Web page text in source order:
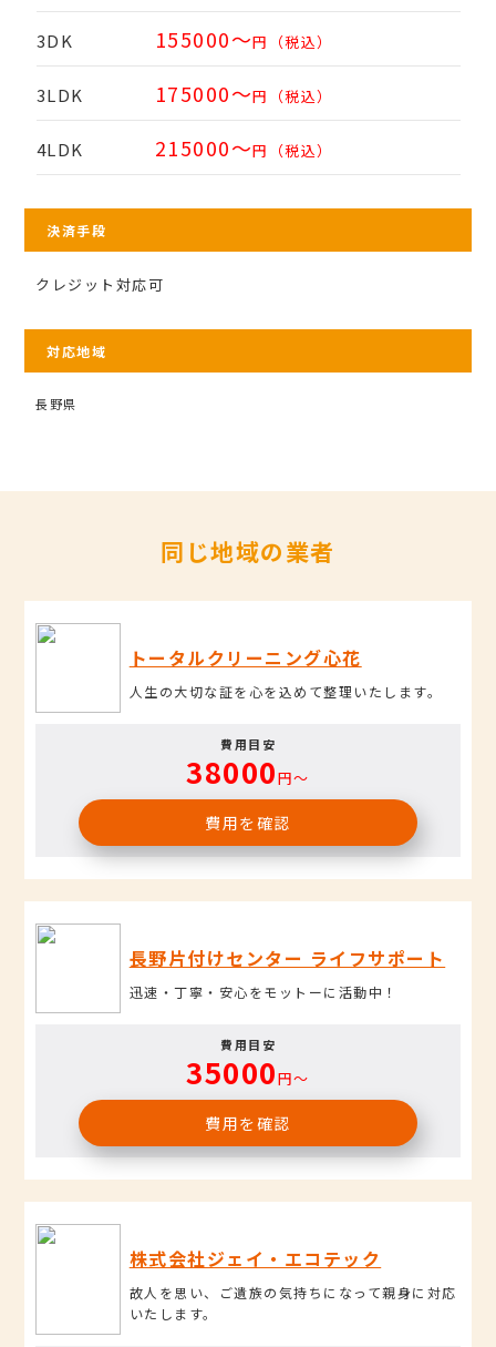
3DK 155000～円（税込）
3LDK 175000～円（税込）
4LDK 215000～円（税込）
決済手段
クレジット対応可
対応地域
長野県
同じ地域の業者
トータルクリーニング心花
人生の大切な証を心を込めて整理いたします。
費用目安
38000円〜
費用を確認
長野片付けセンター ライフサポート
迅速・丁寧・安心をモットーに活動中！
費用目安
35000円〜
費用を確認
株式会社ジェイ・エコテック
故人を思い、ご遺族の気持ちになって親身に対応
いたします。